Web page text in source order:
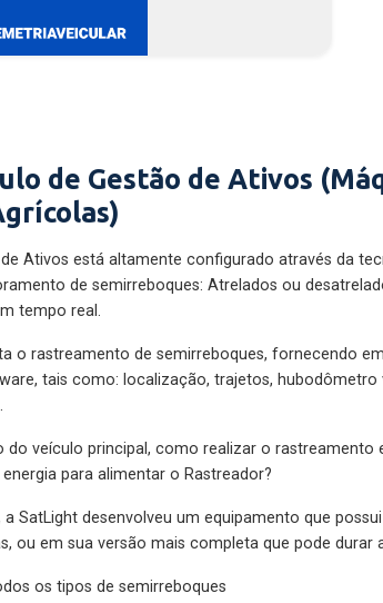
de Gestão de Ativos
Ativos está altamente configurado através da
de semirreboques: Atrelados ou
tempo real.
o rastreamento de semirreboques, fornecendo em
tais como: localização, trajetos, hubodômetro
do veículo principal, como realizar o rastreamento
para alimentar o Rastreador?
SatLight desenvolveu um equipamento que possui
ou em sua versão mais completa que pode durar
os tipos de semirreboques